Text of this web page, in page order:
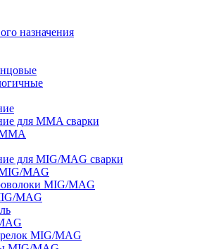
назначения
для MMA сварки
для MIG/MAG сварки
MAG
MIG/MAG
MAG
MIG/MAG